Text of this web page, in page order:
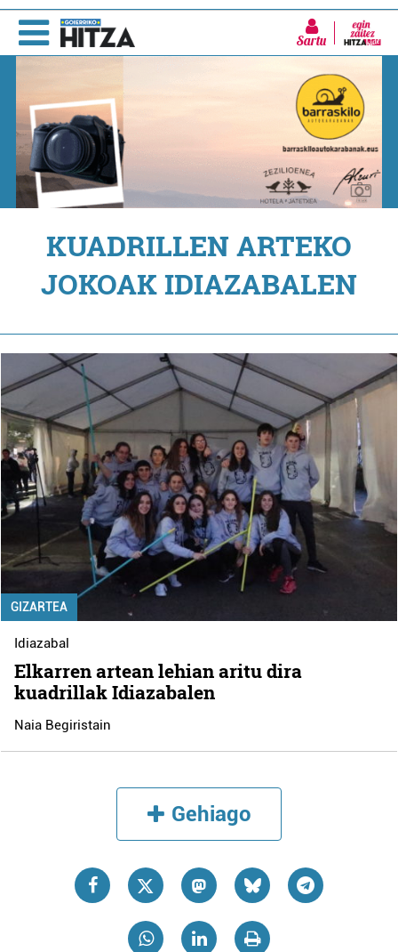
Sartu
KUADRILLEN ARTEKO
JOKOAK IDIAZABALEN
GIZARTEA
Idiazabal
Elkarren artean lehian aritu dira
kuadrillak Idiazabalen
Naia Begiristain
Gehiago